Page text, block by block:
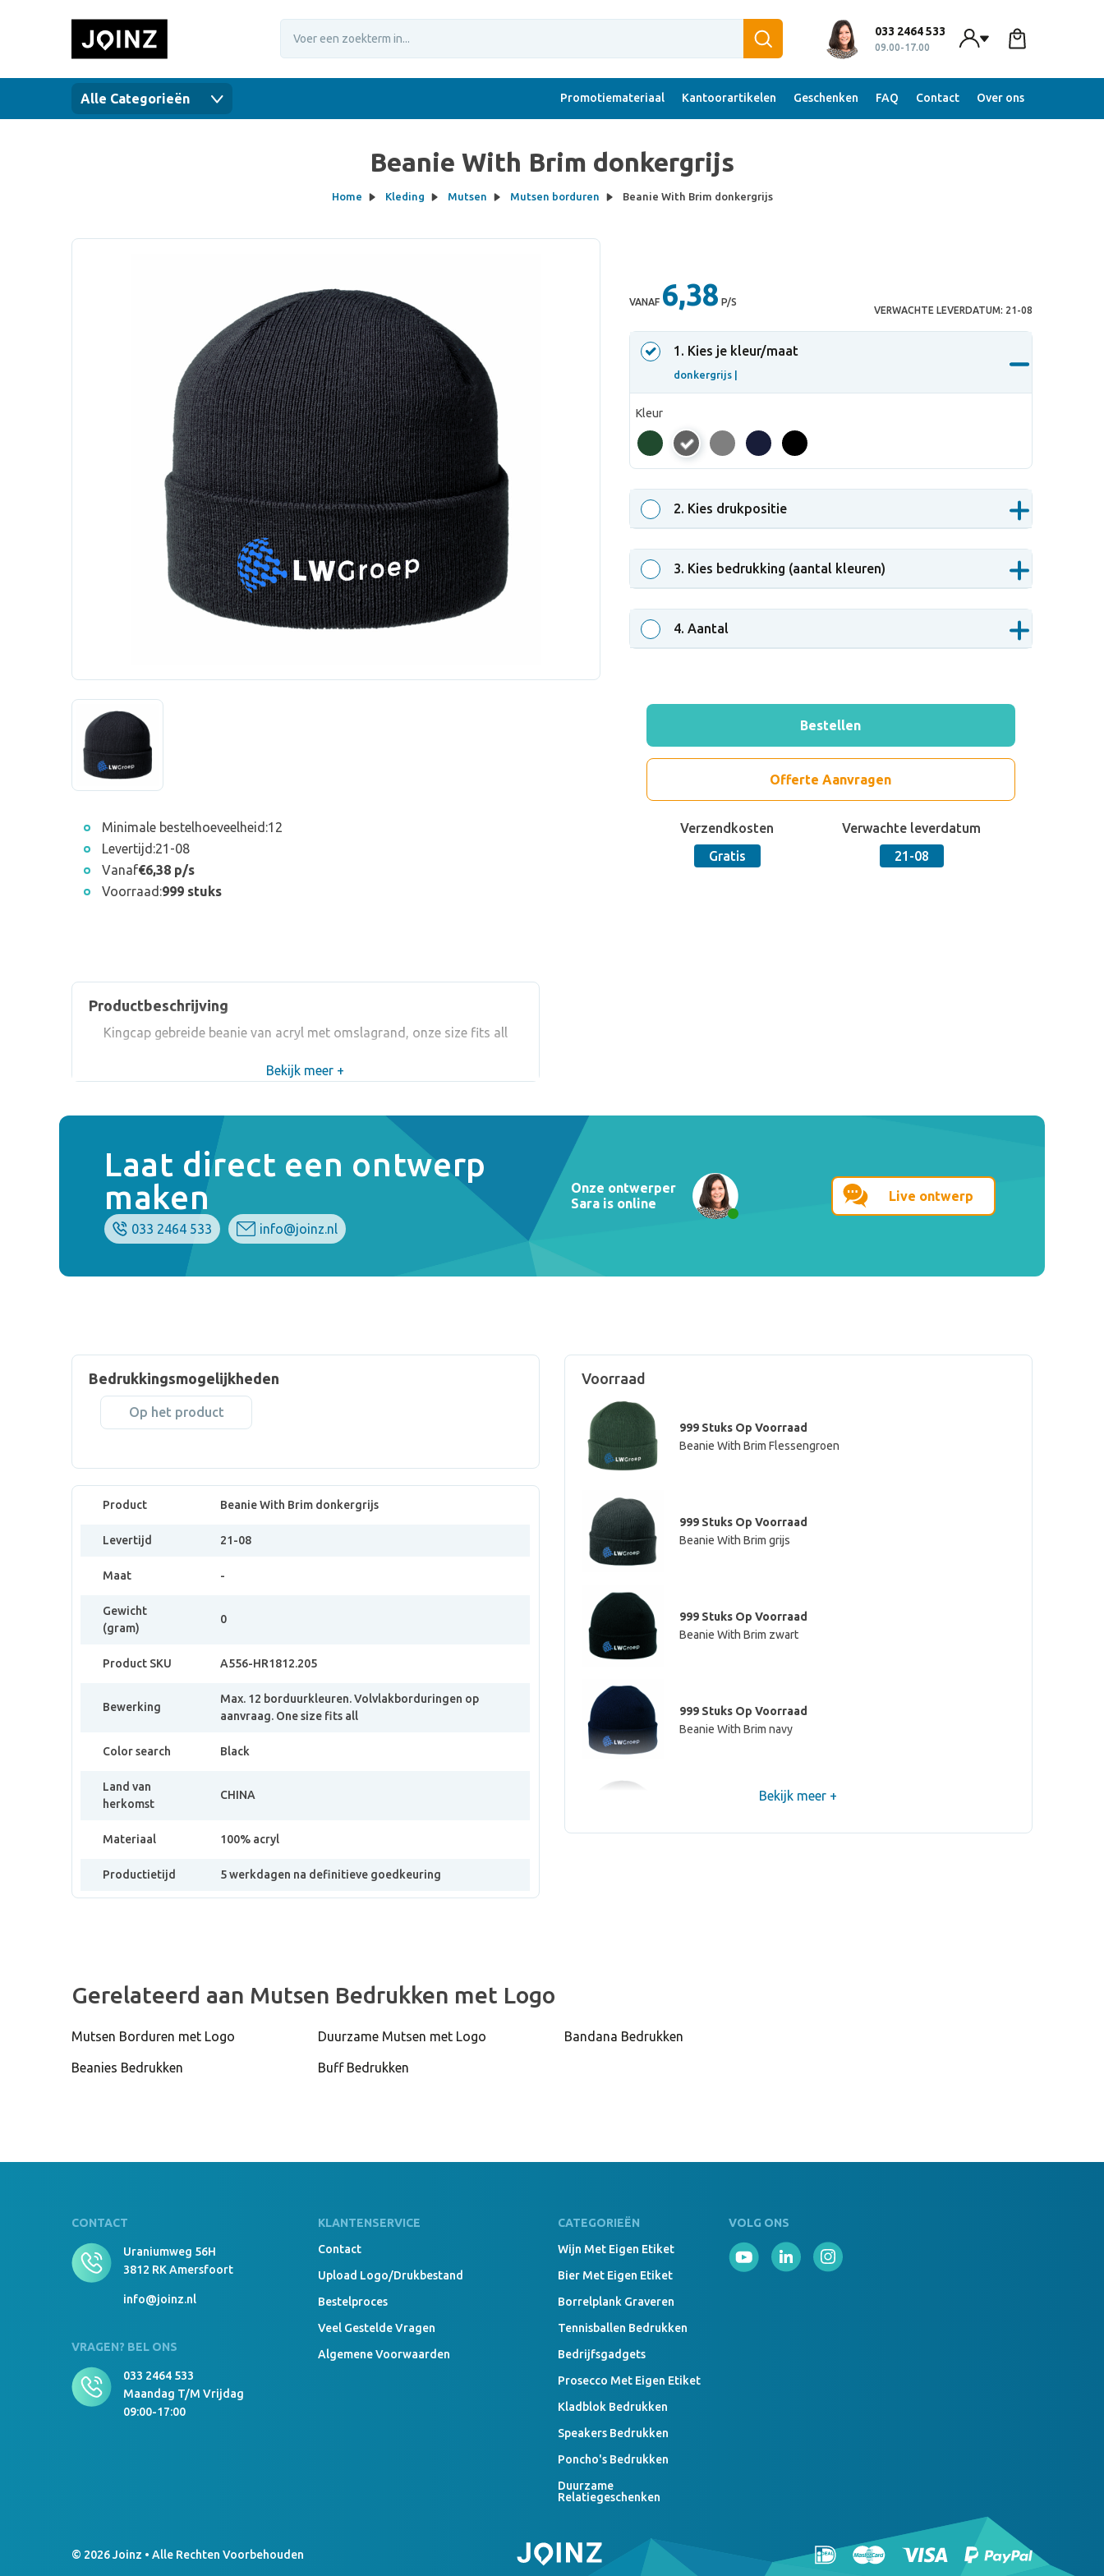
033 2464 533
09.00-17.00
Alle Categorieën Promotiemateriaal Kantoorartikelen Geschenken FAQ Contact Over ons
Beanie With Brim donkergrijs
Home Kleding Mutsen Mutsen borduren Beanie With Brim donkergrijs
Minimale bestelhoeveelheid:12
Levertijd:21-08
Vanaf€6,38 p/s
Voorraad:999 stuks
VANAF 6,38 P/S
VERWACHTE LEVERDATUM: 21-08
1 . Kies je kleur/maat
donkergrijs |
Kleur
donkergrijs
2. Kies drukpositie
3. Kies bedrukking (aantal kleuren)
4. Aantal
Bestellen
Offerte Aanvragen
Verzendkosten
Gratis
Verwachte leverdatum
21-08
Productbeschrijving
Kingcap gebreide beanie van acryl met omslagrand, onze size fits all
Bekijk meer +
Laat direct een ontwerp
maken
033 2464 533 info@joinz.nl
Onze ontwerper
Sara is online
Live ontwerp
Bedrukkingsmogelijkheden
Op het product
Product Beanie With Brim donkergrijs
Levertijd 21-08
Maat -
Gewicht
(gram)
0
Product SKU A556-HR1812.205
Bewerking
Max. 12 borduurkleuren. Volvlakborduringen op
aanvraag. One size fits all
Color search Black
Land van
herkomst
CHINA
Materiaal 100% acryl
Productietijd 5 werkdagen na definitieve goedkeuring
Voorraad
999 Stuks Op Voorraad
Beanie With Brim Flessengroen
999 Stuks Op Voorraad
Beanie With Brim grijs
999 Stuks Op Voorraad
Beanie With Brim zwart
999 Stuks Op Voorraad
Beanie With Brim navy
999 Stuks Op Voorraad
Bekijk meer +
Gerelateerd aan Mutsen Bedrukken met Logo
Mutsen Borduren met Logo
Beanies Bedrukken
Duurzame Mutsen met Logo
Buff Bedrukken
Bandana Bedrukken
CONTACT
Uraniumweg 56H
3812 RK Amersfoort
info@joinz.nl
VRAGEN? BEL ONS
033 2464 533
Maandag T/m Vrijdag
09:00-17:00
KLANTENSERVICE
Contact
Upload Logo/drukbestand
Bestelproces
Veel Gestelde Vragen
Algemene Voorwaarden
CATEGORIEËN
Wijn Met Eigen Etiket
Bier Met Eigen Etiket
Borrelplank Graveren
Tennisballen Bedrukken
Bedrijfsgadgets
Prosecco Met Eigen Etiket
Kladblok Bedrukken
Speakers Bedrukken
Poncho's Bedrukken
Duurzame
Relatiegeschenken
VOLG ONS
© 2026 Joinz • Alle Rechten Voorbehouden